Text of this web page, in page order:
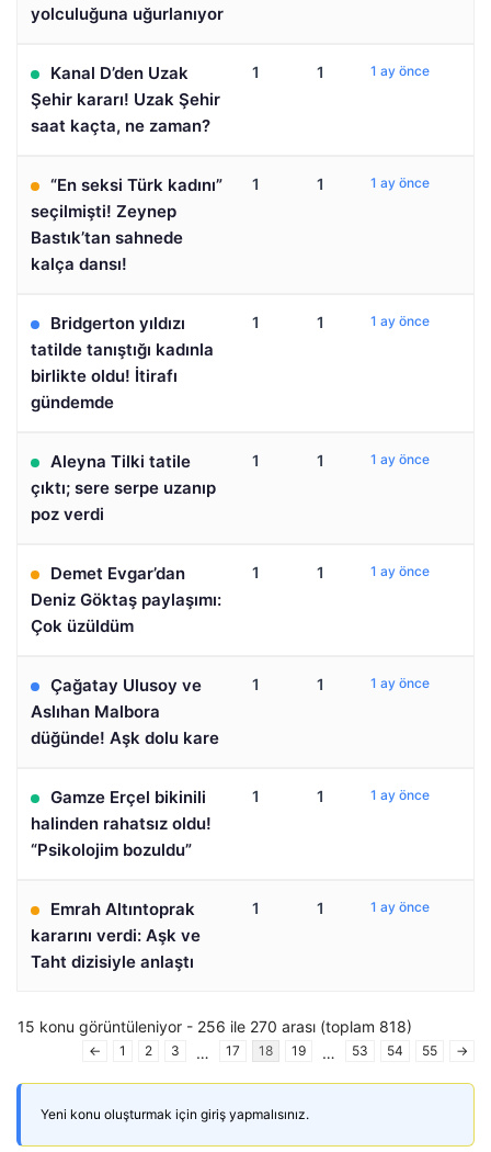
yolculuğuna uğurlanıyor
Kanal D’den Uzak
Şehir kararı! Uzak Şehir
saat kaçta, ne zaman?
1 1 1 ay önce
“En seksi Türk kadını”
seçilmişti! Zeynep
Bastık’tan sahnede
kalça dansı!
1 1 1 ay önce
Bridgerton yıldızı
tatilde tanıştığı kadınla
birlikte oldu! İtirafı
gündemde
1 1 1 ay önce
Aleyna Tilki tatile
çıktı; sere serpe uzanıp
poz verdi
1 1 1 ay önce
Demet Evgar’dan
Deniz Göktaş paylaşımı:
Çok üzüldüm
1 1 1 ay önce
Çağatay Ulusoy ve
Aslıhan Malbora
düğünde! Aşk dolu kare
1 1 1 ay önce
Gamze Erçel bikinili
halinden rahatsız oldu!
“Psikolojim bozuldu”
1 1 1 ay önce
Emrah Altıntoprak
kararını verdi: Aşk ve
Taht dizisiyle anlaştı
1 1 1 ay önce
15 konu görüntüleniyor - 256 ile 270 arası (toplam 818)
← 1 2 3 … 17 18 19 … 53 54 55 →
Yeni konu oluşturmak için giriş yapmalısınız.